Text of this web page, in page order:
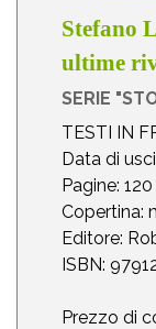
Stefano
ultime
SERIE
TESTI IN
Data di
Pagine:
Copertina:
Editore:
ISBN:
Prezzo di